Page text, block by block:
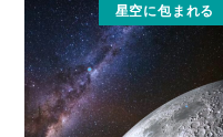
星空に包まれる